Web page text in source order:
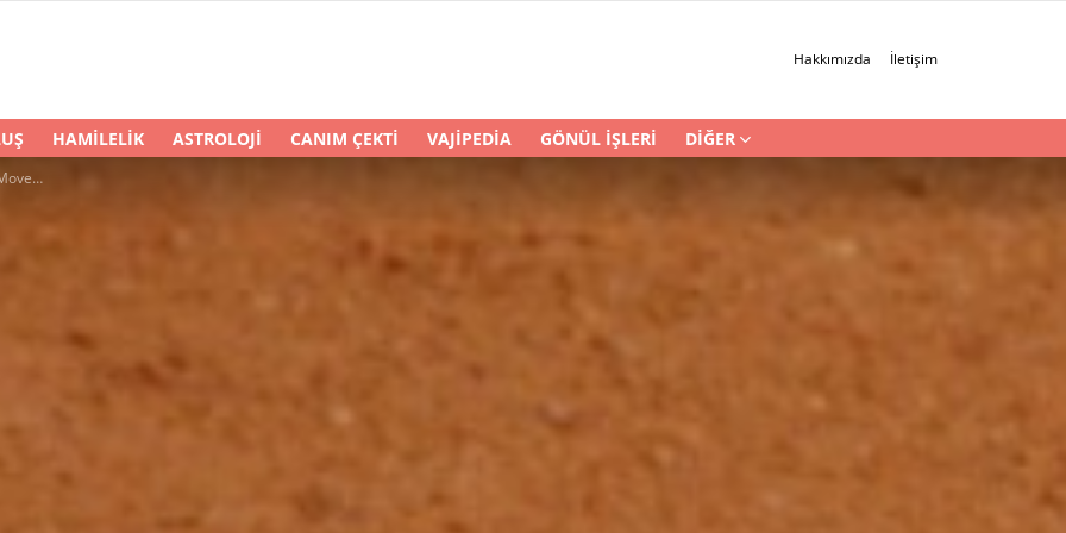
Hakkımızda İletişim
HAMILELIK ASTROLOJI CANIM ÇEKTI VAJIPEDIA GÖNÜL İŞLERI DIĞER